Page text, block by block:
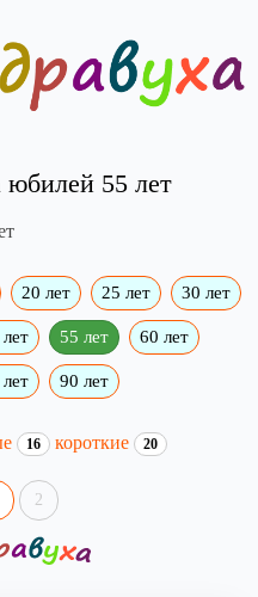
юбилей 55 лет
20 лет 25 лет 30 лет
55 лет 60 лет
90 лет
16 короткие 20
2